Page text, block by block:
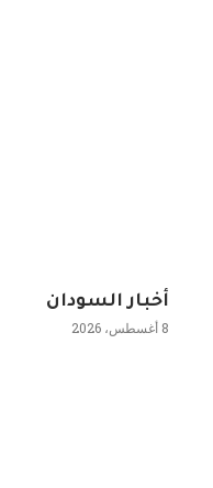
أخبار السودان
8 أغسطس، 2026